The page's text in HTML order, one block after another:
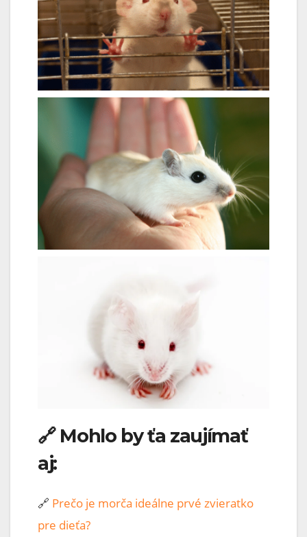
🔗 Mohlo by ťa zaujímať
aj:
🔗 Prečo je morča ideálne prvé zvieratko
pre dieťa?